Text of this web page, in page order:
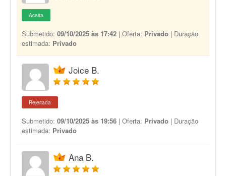
Aceita
Submetido: 09/10/2025 às 17:42 | Oferta: Privado | Duração
estimada: Privado
Joice B.
Rejeitada
Submetido: 09/10/2025 às 19:56 | Oferta: Privado | Duração
estimada: Privado
Ana B.